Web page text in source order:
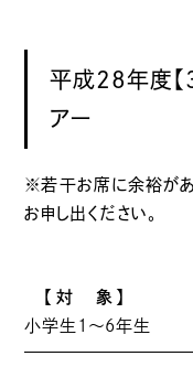
平成28年度【
アー
※若干お席に余裕があ
お申し出ください。
【対 象】
小学生1～6年生